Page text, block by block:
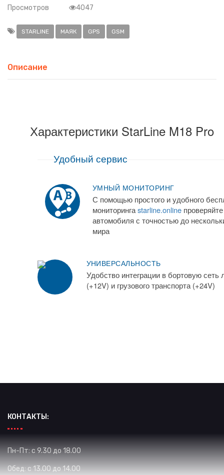
Просмотров
4047
STARLINE МАЯК GPS GSM
Описание
Характеристики StarLine M18 Pro
Удобный сервис
УМНЫЙ МОНИТОРИНГ
С помощью простого и удобного
мониторингаstarline.online
автомобиля с точностью до
мира
УНИВЕРСАЛЬНОСТЬ
Удобство интеграции в бортовую сеть
(+12V) и грузового транспорта (+24V)
КОНТАКТЫ:
Пн-Пт: с 9.30 до 18.00
Обед: с 13.00 до 14.00